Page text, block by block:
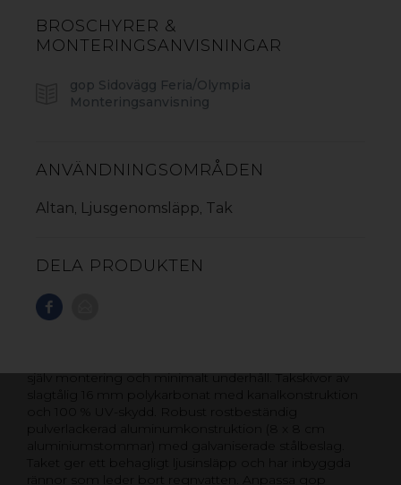
BROSCHYRER &
MONTERINGSANVISNINGAR
gop Sidovägg Feria/Olympia
Monteringsanvisning
ANVÄNDNINGSOMRÅDEN
Altan, Ljusgenomsläpp, Tak
DELA PRODUKTEN
GOP OLYMPIA ALTANTAK
själv montering och minimalt underhåll. Takskivor av
slagtålig 16 mm polykarbonat med kanalkonstruktion
och 100 % UV-skydd. Robust rostbeständig
pulverlackerad aluminumkonstruktion (8 x 8 cm
aluminiumstommar) med galvaniserade stålbeslag.
Taket ger ett behagligt ljusinsläpp och har inbyggda
rännor som leder bort regnvatten. Anpassa gop